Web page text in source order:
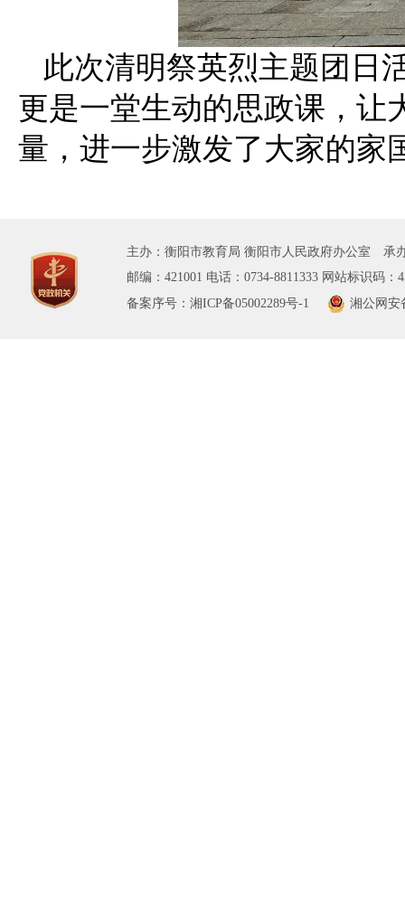
此次清明祭英烈主题团日
更是一堂生动的思政课，让
量，进一步激发了大家的家
主办：衡阳市教育局 衡阳市人民政府办公室 承
邮编：421001 电话：0734-8811333 网站标识码：
备案序号：湘ICP备05002289号-1
湘公网安